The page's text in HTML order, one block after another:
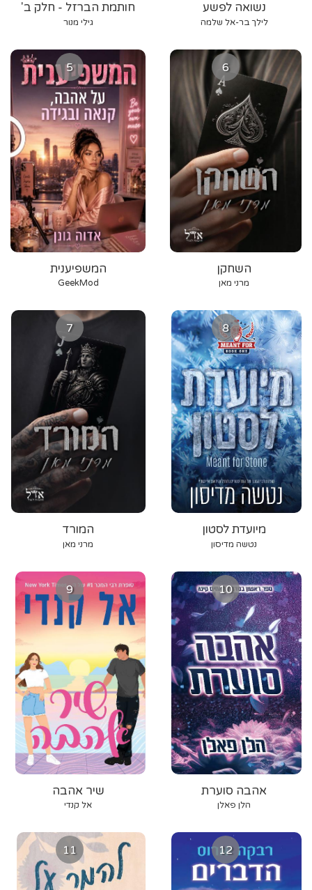
חותמת הברזל - חלק ב'
גילי מנור
נשואה לפשע
לילך בר-אל שלמה
5
המשפיענית
GeekMod
6
השחקן
מרני מאן
7
המורד
מרני מאן
8
מיועדת לסטון
נטשה מדיסון
9
שיר אהבה
אל קנדי
10
אהבה סוערת
הלן פאלן
11 12